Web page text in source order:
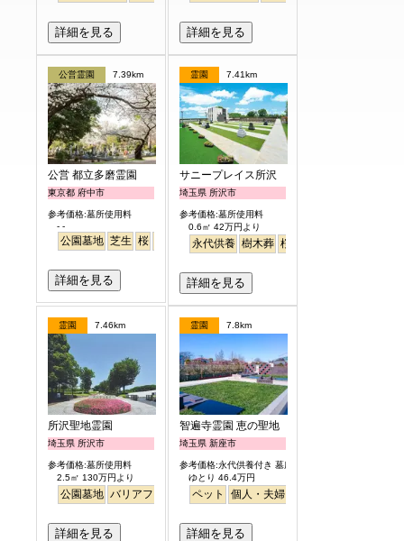
詳細を見る 詳細を見る
公営霊園 7.39km
公営 都立多磨霊園
東京都 府中市
参考価格:墓所使用料
- -
公園墓地 芝生 桜
詳細を見る
霊園 7.41km
サニープレイス所沢
埼玉県 所沢市
参考価格:墓所使用料
0.6㎡ 42万円より
永代供養 樹木葬 桜
詳細を見る
霊園 7.46km
所沢聖地霊園
埼玉県 所沢市
参考価格:墓所使用料
2.5㎡ 130万円より
公園墓地 バリアフリー
詳細を見る
霊園 7.8km
智遍寺霊園 恵の聖地
埼玉県 新座市
参考価格:永代供養付き 墓所使用料
ゆとり 46.4万円
ペット 個人・夫婦
詳細を見る